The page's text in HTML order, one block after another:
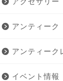
アンティーク
アンティーク
イベント情報